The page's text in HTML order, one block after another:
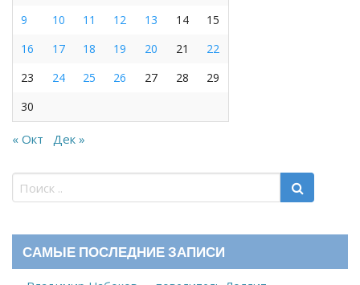
9
10 11 12 13 14
15
16
17 18 19 20 21
22
23
24 25 26 27 28
29
30
« Окт Дек »
САМЫЕ ПОСЛЕДНИЕ ЗАПИСИ